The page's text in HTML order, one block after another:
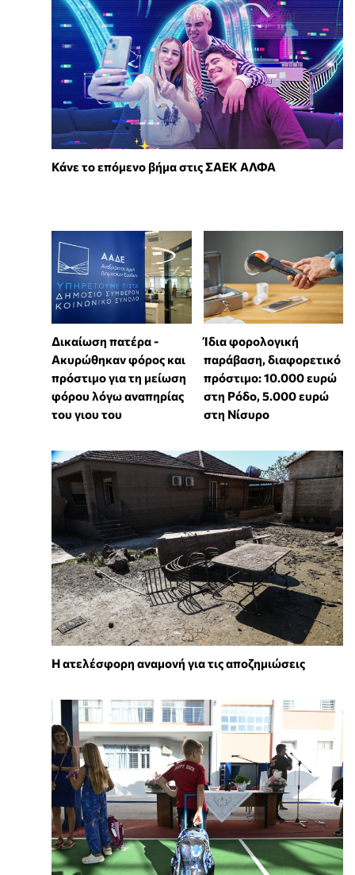
Κάνε το επόμενο βήμα στις ΣΑΕΚ ΑΛΦΑ
Δικαίωση πατέρα -
Ακυρώθηκαν φόρος και
πρόστιμο για τη μείωση
φόρου λόγω αναπηρίας
του γιου του
Ίδια φορολογική
παράβαση, διαφορετικό
πρόστιμο: 10.000 ευρώ
στη Ρόδο, 5.000 ευρώ
στη Νίσυρο
Η ατελέσφορη αναμονή για τις αποζημιώσεις